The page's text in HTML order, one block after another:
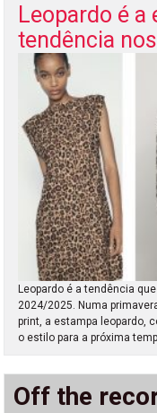
Leopardo é
tendência
Leopardo é a tendência
2024/2025. Numa
print, a estampa leopardo,
o estilo para a próxima
Off the